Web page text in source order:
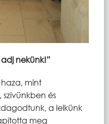
nekünk!”
mint
és
a lelkünk
meg